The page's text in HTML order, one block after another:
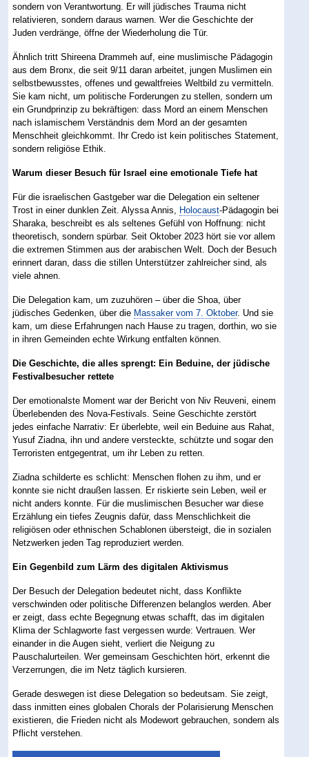
sondern von Verantwortung. Er will jüdisches Trauma nicht
relativieren, sondern daraus warnen. Wer die Geschichte der
Juden verdränge, öffne der Wiederholung die Tür.
Ähnlich tritt Shireena Drammeh auf, eine muslimische Pädagogin
aus dem Bronx, die seit 9/11 daran arbeitet, jungen Muslimen ein
selbstbewusstes, offenes und gewaltfreies Weltbild zu vermitteln.
Sie kam nicht, um politische Forderungen zu stellen, sondern um
ein Grundprinzip zu bekräftigen: dass Mord an einem Menschen
nach islamischem Verständnis dem Mord an der gesamten
Menschheit gleichkommt. Ihr Credo ist kein politisches Statement,
sondern religiöse Ethik.
Warum dieser Besuch für Israel eine emotionale Tiefe hat
Für die israelischen Gastgeber war die Delegation ein seltener
Trost in einer dunklen Zeit. Alyssa Annis, Holocaust-Pädagogin bei
Sharaka, beschreibt es als seltenes Gefühl von Hoffnung: nicht
theoretisch, sondern spürbar. Seit Oktober 2023 hört sie vor allem
die extremen Stimmen aus der arabischen Welt. Doch der Besuch
erinnert daran, dass die stillen Unterstützer zahlreicher sind, als
viele ahnen.
Die Delegation kam, um zuzuhören – über die Shoa, über
jüdisches Gedenken, über die Massaker vom 7. Oktober. Und sie
kam, um diese Erfahrungen nach Hause zu tragen, dorthin, wo sie
in ihren Gemeinden echte Wirkung entfalten können.
Die Geschichte, die alles sprengt: Ein Beduine, der jüdische
Festivalbesucher rettete
Der emotionalste Moment war der Bericht von Niv Reuveni, einem
Überlebenden des Nova-Festivals. Seine Geschichte zerstört
jedes einfache Narrativ: Er überlebte, weil ein Beduine aus Rahat,
Yusuf Ziadna, ihn und andere versteckte, schützte und sogar den
Terroristen entgegentrat, um ihr Leben zu retten.
Ziadna schilderte es schlicht: Menschen flohen zu ihm, und er
konnte sie nicht draußen lassen. Er riskierte sein Leben, weil er
nicht anders konnte. Für die muslimischen Besucher war diese
Erzählung ein tiefes Zeugnis dafür, dass Menschlichkeit die
religiösen oder ethnischen Schablonen übersteigt, die in sozialen
Netzwerken jeden Tag reproduziert werden.
Ein Gegenbild zum Lärm des digitalen Aktivismus
Der Besuch der Delegation bedeutet nicht, dass Konflikte
verschwinden oder politische Differenzen belanglos werden. Aber
er zeigt, dass echte Begegnung etwas schafft, das im digitalen
Klima der Schlagworte fast vergessen wurde: Vertrauen. Wer
einander in die Augen sieht, verliert die Neigung zu
Pauschalurteilen. Wer gemeinsam Geschichten hört, erkennt die
Verzerrungen, die im Netz täglich kursieren.
Gerade deswegen ist diese Delegation so bedeutsam. Sie zeigt,
dass inmitten eines globalen Chorals der Polarisierung Menschen
existieren, die Frieden nicht als Modewort gebrauchen, sondern als
Pflicht verstehen.